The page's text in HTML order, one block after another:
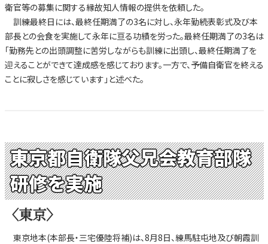
衛官等の募集に関する縁故知人情報の提供を依頼した。
訓練最終日には、最終任期満了の3名に対し、永年勤続表彰式及び本
部長との会食を実施して永年に亘る功績を労った。最終任期満了の3名は
「勤務先との出頭調整に苦労しながらも訓練に出頭し、最終任期満了を
迎えることができて達成感を感じております。一方で、予備自衛官を終える
ことに寂しさを感じています」と述べた。
東京都自衛隊父兄会教育部隊
研修を実施
〈東京〉
東京地本(本部長・三宅優陸将補)は、8月8日、練馬駐屯地及び朝霞訓